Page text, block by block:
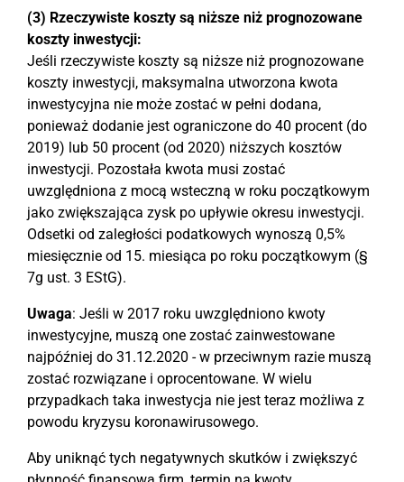
(3) Rzeczywiste koszty są niższe niż prognozowane
koszty inwestycji:
Jeśli rzeczywiste koszty są niższe niż prognozowane
koszty inwestycji, maksymalna utworzona kwota
inwestycyjna nie może zostać w pełni dodana,
ponieważ dodanie jest ograniczone do 40 procent (do
2019) lub 50 procent (od 2020) niższych kosztów
inwestycji. Pozostała kwota musi zostać
uwzględniona z mocą wsteczną w roku początkowym
jako zwiększająca zysk po upływie okresu inwestycji.
Odsetki od zaległości podatkowych wynoszą 0,5%
miesięcznie od 15. miesiąca po roku początkowym (§
7g ust. 3 EStG).
Uwaga: Jeśli w 2017 roku uwzględniono kwoty
inwestycyjne, muszą one zostać zainwestowane
najpóźniej do 31.12.2020 - w przeciwnym razie muszą
zostać rozwiązane i oprocentowane. W wielu
przypadkach taka inwestycja nie jest teraz możliwa z
powodu kryzysu koronawirusowego.
Aby uniknąć tych negatywnych skutków i zwiększyć